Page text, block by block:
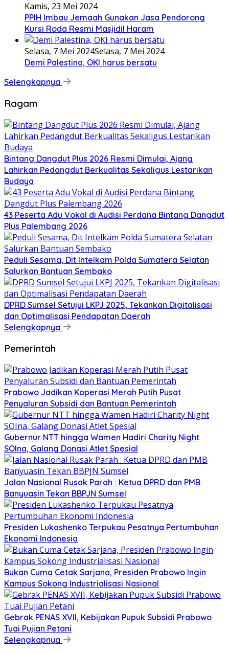
Kamis, 23 Mei 2024
PPIH Imbau Jemaah Gunakan Jasa Pendorong
Kursi Roda Resmi Masjidil Haram
Selasa, 7 Mei 2024Selasa, 7 Mei 2024
Demi Palestina, OKI harus bersatu
Selengkapnya
Ragam
Bintang Dangdut Plus 2026 Resmi Dimulai, Ajang
Lahirkan Pedangdut Berkualitas Sekaligus Lestarikan
Budaya
43 Peserta Adu Vokal di Audisi Perdana Bintang Dangdut
Plus Palembang 2026
Peduli Sesama, Dit Intelkam Polda Sumatera Selatan
Salurkan Bantuan Sembako
DPRD Sumsel Setujui LKPJ 2025, Tekankan Digitalisasi
dan Optimalisasi Pendapatan Daerah
Selengkapnya
Pemerintah
Prabowo Jadikan Koperasi Merah Putih Pusat
Penyaluran Subsidi dan Bantuan Pemerintah
Gubernur NTT hingga Wamen Hadiri Charity Night
SOIna, Galang Donasi Atlet Spesial
Jalan Nasional Rusak Parah : Ketua DPRD dan PMB
Banyuasin Tekan BBPJN Sumsel
Presiden Lukashenko Terpukau Pesatnya Pertumbuhan
Ekonomi Indonesia
Bukan Cuma Cetak Sarjana, Presiden Prabowo Ingin
Kampus Sokong Industrialisasi Nasional
Gebrak PENAS XVII, Kebijakan Pupuk Subsidi Prabowo
Tuai Pujian Petani
Selengkapnya